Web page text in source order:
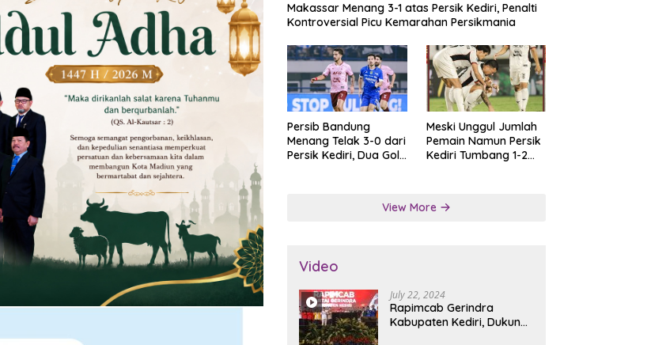
Makassar Menang 3-1 atas Persik Kediri, Penalti
Kontroversial Picu Kemarahan Persikmania
Persib Bandung
Menang Telak 3-0 dari
Persik Kediri, Dua Gol
Meski Unggul Jumlah
Pemain Namun Persik
Kediri Tumbang 1-2
View More
Video
July 22, 2024
Rapimcab Gerindra
Kabupaten Kediri, Dukung